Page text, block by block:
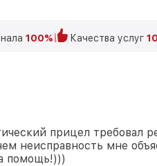
100% Качества услуг
прицел требовал
неисправность мне
помощь!)))